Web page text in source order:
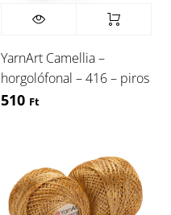
YarnArt Camellia –
horgolófonal – 416 – piros
510 Ft